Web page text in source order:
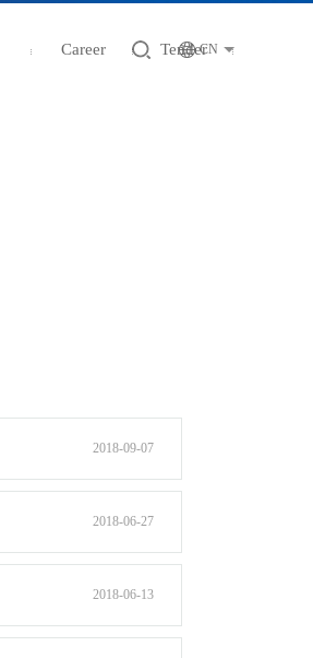
Career TenderCN
2018-09-07
2018-06-27
2018-06-13